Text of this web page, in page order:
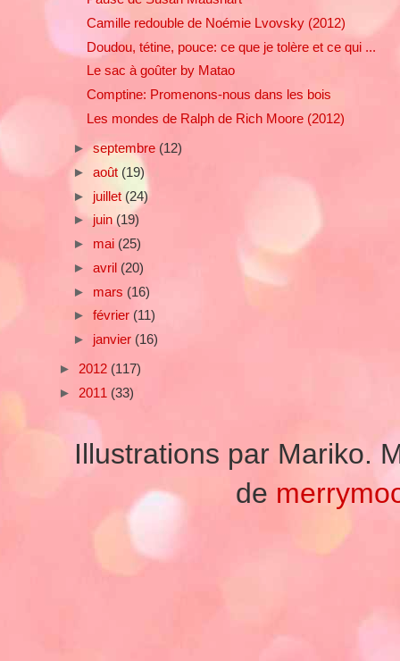
Camille redouble de Noémie Lvovsky (2012)
Doudou, tétine, pouce: ce que je tolère et ce qui ...
Le sac à goûter by Matao
Comptine: Promenons-nous dans les bois
Les mondes de Ralph de Rich Moore (2012)
►septembre (12)
► août (19)
► juillet (24)
►juin (19)
► mai (25)
► avril (20)
► mars (16)
► février (11)
► janvier (16)
► 2012 (117)
► 2011 (33)
Illustrations par Mariko.
de